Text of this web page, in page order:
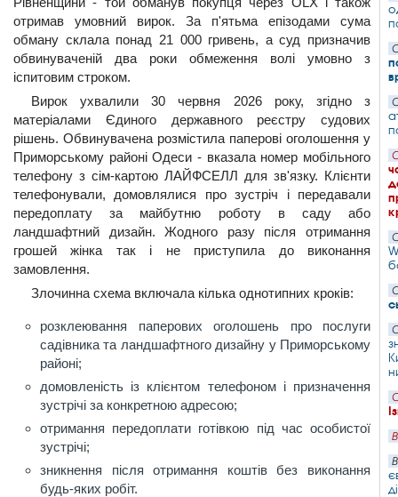
отримав умовний вирок. За п'ятьма епізодами сума
обману склала понад 21 000 гривень, а суд призначив
обвинуваченій два роки обмеження волі умовно з
іспитовим строком.
Вирок ухвалили 30 червня 2026 року, згідно з
матеріалами Єдиного державного реєстру судових
рішень. Обвинувачена розмістила паперові оголошення у
Приморському районі Одеси - вказала номер мобільного
телефону з сім-картою ЛАЙФСЕЛЛ для зв'язку. Клієнти
телефонували, домовлялися про зустріч і передавали
передоплату за майбутню роботу в саду або
ландшафтний дизайн. Жодного разу після отримання
грошей жінка так і не приступила до виконання
замовлення.
Злочинна схема включала кілька однотипних кроків:
розклеювання паперових оголошень про послуги
садівника та ландшафтного дизайну у Приморському
районі;
домовленість із клієнтом телефоном і призначення
зустрічі за конкретною адресою;
отримання передоплати готівкою під час особистої
зустрічі;
зникнення після отримання коштів без виконання
будь-яких робіт.